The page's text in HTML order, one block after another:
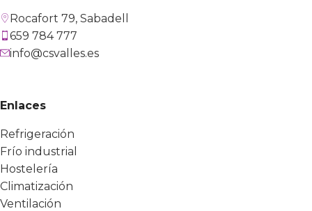
Rocafort 79, Sabadell
659 784 777
info@csvalles.es
Enlaces
Refrigeración
Frío industrial
Hostelería
Climatización
Ventilación